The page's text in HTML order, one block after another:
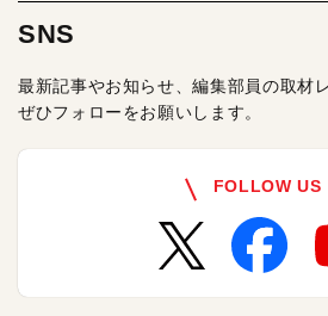
SNS
最新記事やお知らせ、編集部員の取材
ぜひフォローをお願いします。
FOLLOW US